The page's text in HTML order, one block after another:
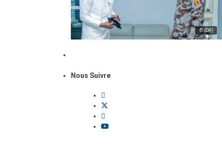
© (DR)
Nous Suivre